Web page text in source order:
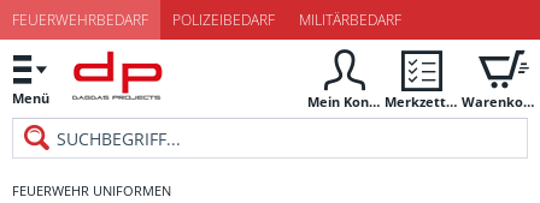
FEUERWEHRBEDARF POLIZEIBEDARF MILITÄRBEDARF
Menü Mein Konto Merkzettel Warenkorb
FEUERWEHR UNIFORMEN